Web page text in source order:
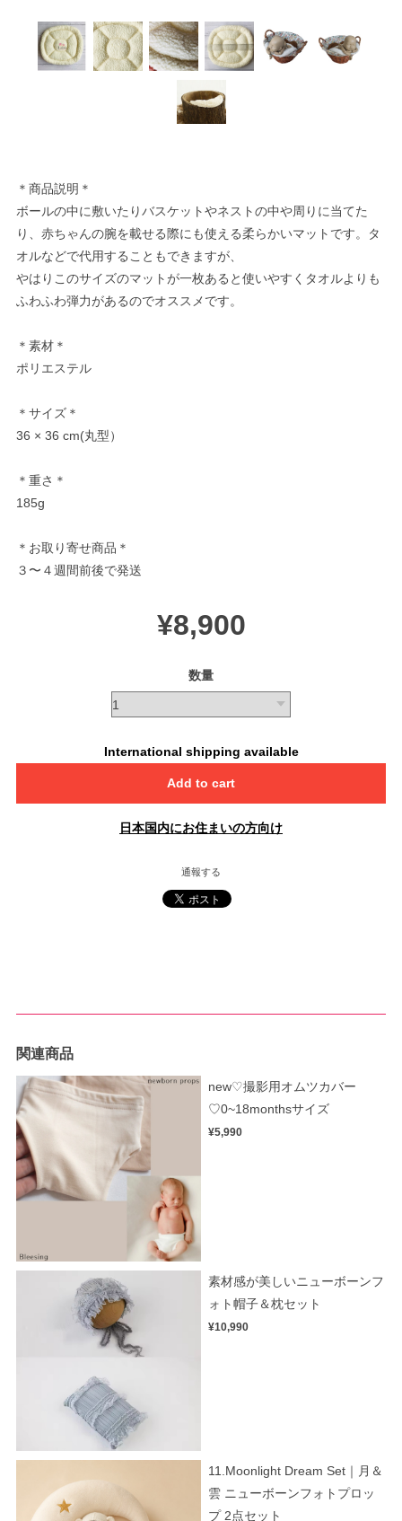
＊商品説明＊
ボールの中に敷いたりバスケットやネストの中や周りに当てた
り、赤ちゃんの腕を載せる際にも使える柔らかいマットです。タ
オルなどで代用することもできますが、
やはりこのサイズのマットが一枚あると使いやすくタオルよりも
ふわふわ弾力があるのでオススメです。
＊素材＊
ポリエステル
＊サイズ＊
36 × 36 cm(丸型）
＊重さ＊
185g
＊お取り寄せ商品＊
３〜４週間前後で発送
¥8,900
数量
International shipping available
Add to cart
日本国内にお住まいの方向け
通報する
関連商品
new♡撮影用オムツカバー
♡0~18monthsサイズ
¥5,990
素材感が美しいニューボーンフ
ォト帽子＆枕セット
¥10,990
11.Moonlight Dream Set｜月＆
雲 ニューボーンフォトプロッ
プ 2点セット